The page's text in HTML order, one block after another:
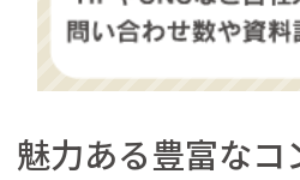
魅力ある豊富なコ